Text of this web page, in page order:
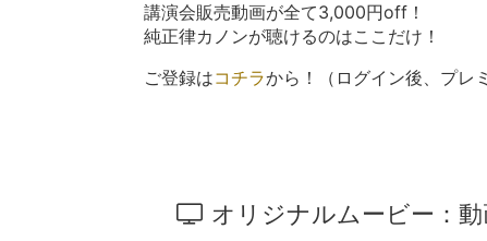
講演会販売動画が全て3,000円off！
純正律カノンが聴けるのはここだけ！
ご登録はコチラから！（ログイン後、プレ
オリジナルムービー：動